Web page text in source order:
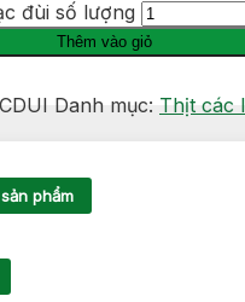
đùi số lượng
Thêm vào giỏ
Danh mục: Thịt các
phẩm